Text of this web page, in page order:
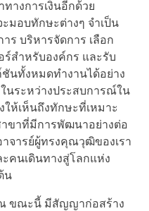
างการเงินอีกด้วย
มอบทักษะต่างๆ จำเป็น
ร บริหารจัดการ เลือก
ร์สำหรับองค์กร และรับ
นทั้งหมดทำงานได้อย่าง
นระหว่างประสบการณ์ใน
ห้เห็นถึงทักษะที่เหมาะ
าขาที่มีการพัฒนาอย่างต่อ
าจารย์ผู้ทรงคุณวุฒิของเรา
คนเดินทางสู่โลกแห่ง
น
ขณะนี้ มีสัญญาก่อสร้าง